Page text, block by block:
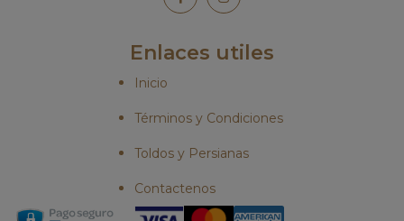
Enlaces utiles
Inicio
Términos y Condiciones
Toldos y Persianas
Contactenos